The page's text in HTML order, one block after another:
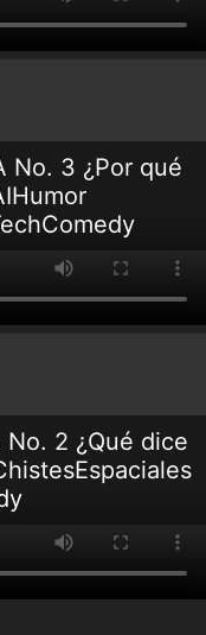
No. 3 ¿Por qué
2 ¿Qué dice